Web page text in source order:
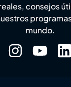
consejos
mundo.